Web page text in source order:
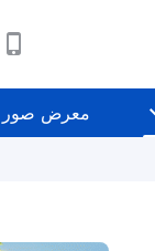
معرض صور